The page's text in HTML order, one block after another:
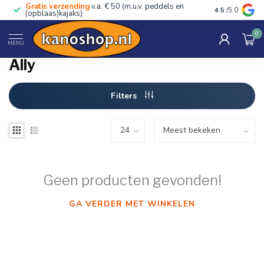
Gratis verzendingv.a. € 50 (m.u.v. peddels en
(opblaas)kajaks) Advies van
4.5 /5.0
MENU
0
Home / Merken / Ally
Ally
Filters
Geen producten gevonden!
GA VERDER MET WINKELEN